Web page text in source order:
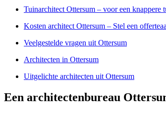
Tuinarchitect Ottersum – voor een knappere
Kosten architect Ottersum – Stel een
Veelgestelde vragen uit Ottersum
Architecten in Ottersum
Uitgelichte architecten uit Ottersum
Een architectenbureau